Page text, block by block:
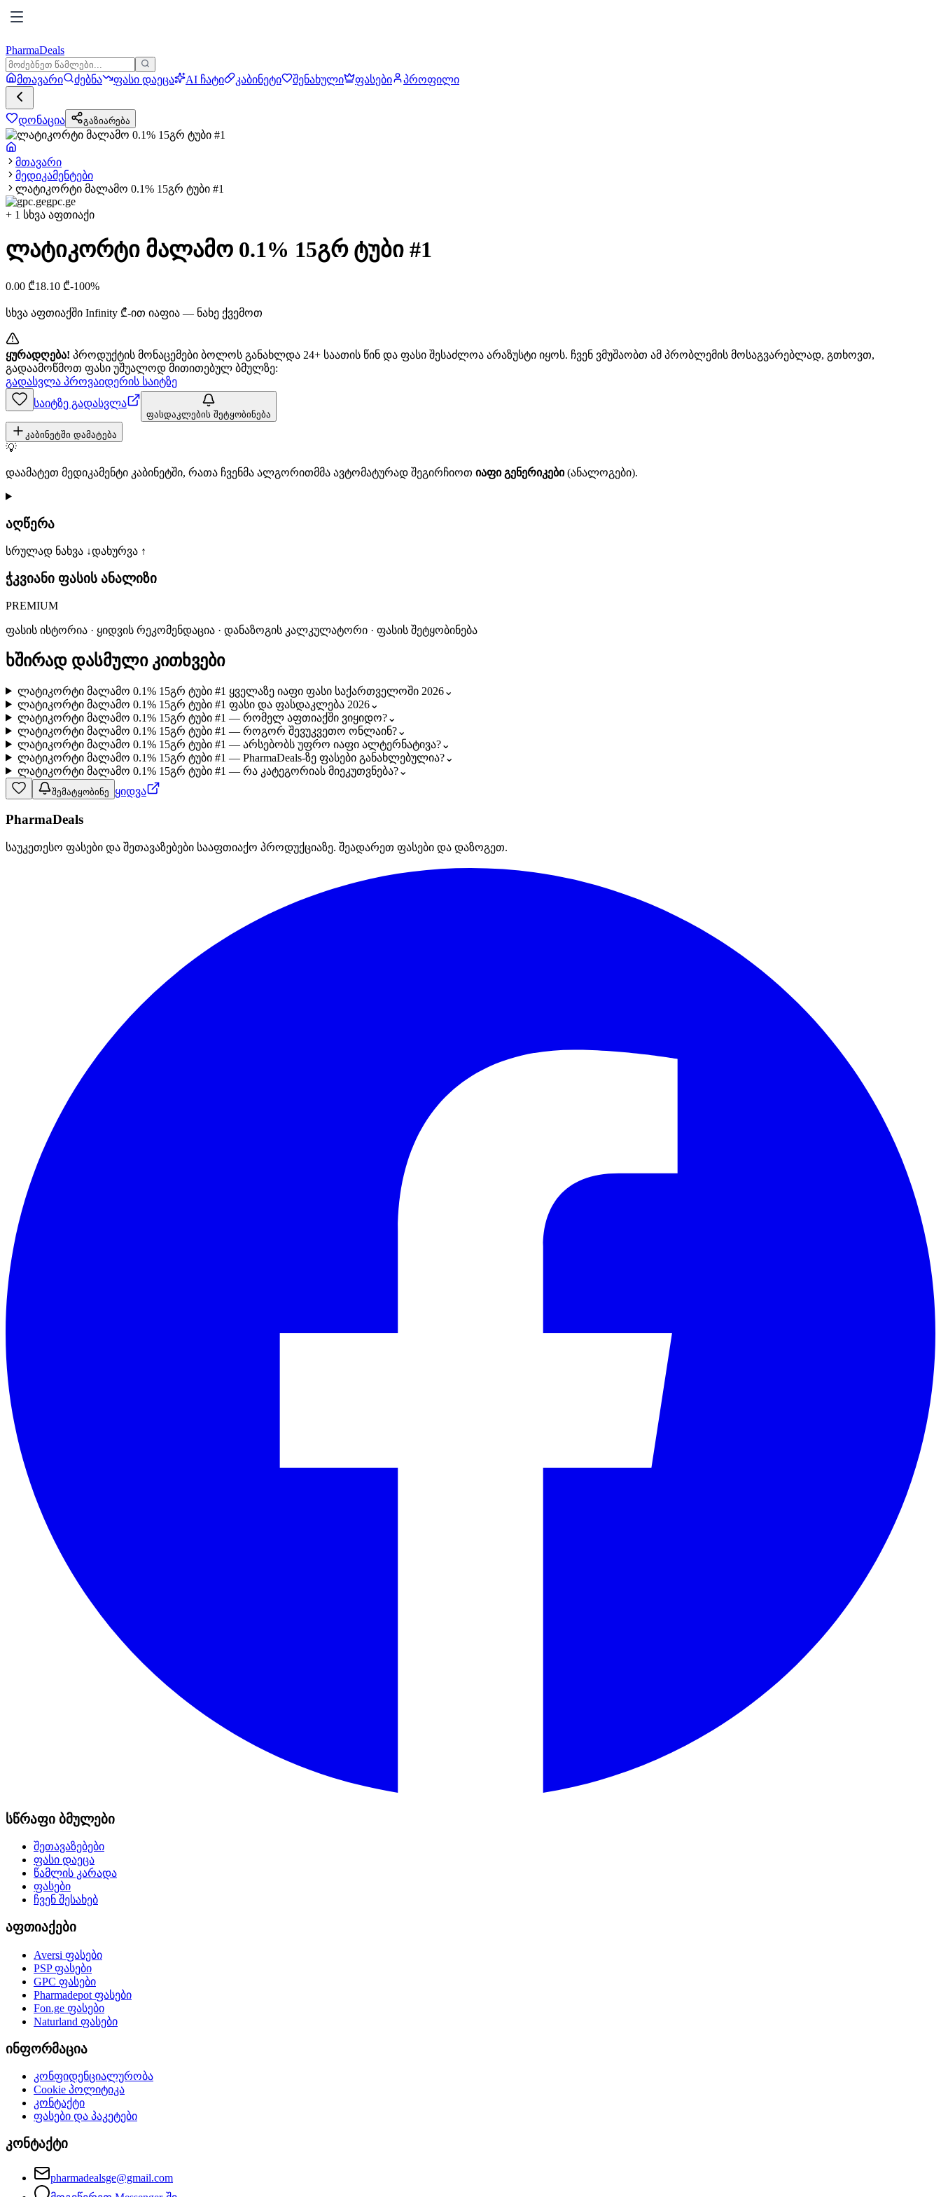
PharmaDeals
მთავარი ძებნა ფასი დაეცა AI ჩატი კაბინეტი შენახული ფასები პროფილი
დონაცია გაზიარება
მთავარი
მედიკამენტები
ლატიკორტი მალამო 0.1% 15გრ ტუბი #1
gpc.ge
+ 1 სხვა აფთიაქი
ლატიკორტი მალამო 0.1% 15გრ ტუბი #1
0.00 ₾18.10 ₾-100%
სხვა აფთიაქში Infinity ₾-ით იაფია — ნახე ქვემოთ
ყურადღება! პროდუქტის მონაცემები ბოლოს განახლდა 24+ საათის წინ და ფასი შესაძლოა არაზუსტი იყოს. ჩვენ ვმუშაობთ ამ პრობლემის მოსაგვარებლად, გთხოვთ,
გადაამოწმოთ ფასი უშუალოდ მითითებულ ბმულზე:
გადასვლა პროვაიდერის საიტზე
საიტზე გადასვლა
ფასდაკლების შეტყობინება
კაბინეტში დამატება
💡
დაამატეთ მედიკამენტი კაბინეტში, რათა ჩვენმა ალგორითმმა ავტომატურად შეგირჩიოთ იაფი გენერიკები(ანალოგები).
აღწერა
სრულად ნახვა ↓დახურვა ↑
ჭკვიანი ფასის ანალიზი
PREMIUM
ფასის ისტორია · ყიდვის რეკომენდაცია · დანაზოგის კალკულატორი · ფასის შეტყობინება
ხშირად დასმული კითხვები
ლატიკორტი მალამო 0.1% 15გრ ტუბი #1 ყველაზე იაფი ფასი საქართველოში 2026⌄
ლატიკორტი მალამო 0.1% 15გრ ტუბი #1 ფასი და ფასდაკლება 2026⌄
ლატიკორტი მალამო 0.1% 15გრ ტუბი #1 — რომელ აფთიაქში ვიყიდო?⌄
ლატიკორტი მალამო 0.1% 15გრ ტუბი #1 — როგორ შევუკვეთო ონლაინ?⌄
ლატიკორტი მალამო 0.1% 15გრ ტუბი #1 — არსებობს უფრო იაფი ალტერნატივა?⌄
ლატიკორტი მალამო 0.1% 15გრ ტუბი #1 — PharmaDeals-ზე ფასები განახლებულია?⌄
ლატიკორტი მალამო 0.1% 15გრ ტუბი #1 — რა კატეგორიას მიეკუთვნება?⌄
შემატყობინე ყიდვა
PharmaDeals
საუკეთესო ფასები და შეთავაზებები სააფთიაქო პროდუქციაზე. შეადარეთ ფასები და დაზოგეთ.
სწრაფი ბმულები
შეთავაზებები
ფასი დაეცა
წამლის კარადა
ფასები
ჩვენ შესახებ
აფთიაქები
Aversi ფასები
PSPფასები
GPC ფასები
Pharmadepot ფასები
Fon.ge ფასები
Naturland ფასები
ინფორმაცია
კონფიდენციალურობა
Cookie პოლიტიკა
კონტაქტი
ფასები და პაკეტები
კონტაქტი
pharmadealsge@gmail.com